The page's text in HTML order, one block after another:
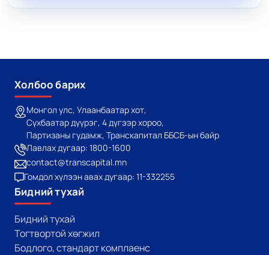
Холбоо барих
Монгол улс, Улаанбаатар хот,
Сүхбаатар дүүрэг, 4 дүгээр хороо,
Партизаны гудамж, Транскапитал ББСБ-ын байр
Лавлах дугаар: 1800-1600
contact@transcapital.mn
Гомдол хүлээн авах дугаар: 11-332255
Бидний тухай
Бидний тухай
Тогтвортой хөгжил
Бодлого, стандарт комплаенс